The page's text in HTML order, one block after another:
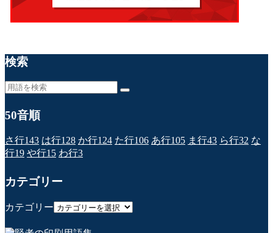
検索
50音順
さ行143 は行128 か行124 た行106 あ行105 ま行43 ら行32 な
行19 や行15 わ行3
カテゴリー
カテゴリー